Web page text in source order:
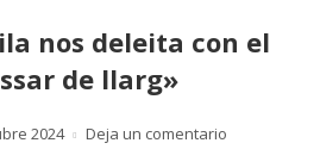
nos deleita con el
de llarg»
2024 Deja un comentario